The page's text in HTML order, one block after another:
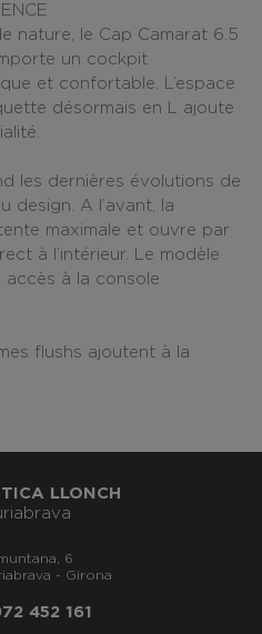
nature , le Cap Camarat 6.5
un cockpit
et confortable. L’espace
désormais en L ajoute
les dernières évolutions de
design. A l’avant, la
maximale et ouvre par
à l’intérieur. Le modèle
à la console
flushs ajoutent à la
LLONCH
6
- Girona
452 161